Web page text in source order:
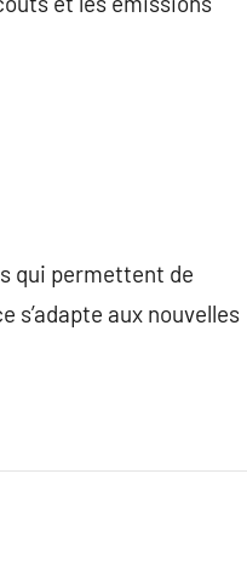
qui permettent de
aux nouvelles